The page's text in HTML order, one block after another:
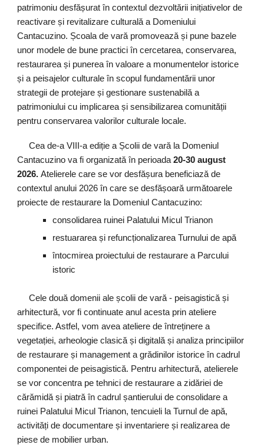
patrimoniu desfășurat în contextul dezvoltării inițiativelor de
reactivare și revitalizare culturală a Domeniului
Cantacuzino. Școala de vară promovează și pune bazele
unor modele de bune practici în cercetarea, conservarea,
restaurarea și punerea în valoare a monumentelor istorice
și a peisajelor culturale în scopul fundamentării unor
strategii de protejare și gestionare sustenabilă a
patrimoniului cu implicarea și sensibilizarea comunității
pentru conservarea valorilor culturale locale.
Cea de-a VII I-a ediție a Școlii de vară la Domeniul
Cantacuzino va fi organizată în perioada20-30 august
2026.Atelierele care se vor desfășura beneficiază de
contextul anului 2026 în care se desfășoară următoarele
proiecte de restaurare la DomeniulCantacuzino:
consolidarea ruinei Palatului Micul Trianon
restuararea și refuncționalizarea Turnului de apă
întocmirea proiectului de restaurare a Parcului
istoric
Cele două domenii ale școlii de vară - peisagistică și
arhitectură, vor fi continuate anul acesta prin ateliere
specifice. Astfel, vom avea ateliere de întreținere a
vegetației, arheologie clasică și digitală și analiza principiilor
de restaurare și management a grădinilor istorice în cadrul
componentei de peisagistică. Pentru arhitectură, atelierele
se vor concentra pe tehnici de restaurare a zidăriei de
cărămidă și piatră în cadrul șantierului de consolidare a
ruinei Palatului Micul Trianon, tencuieli la Turnul de apă,
activități de documentare și inventariere și realizarea de
piese de mobilier urban.